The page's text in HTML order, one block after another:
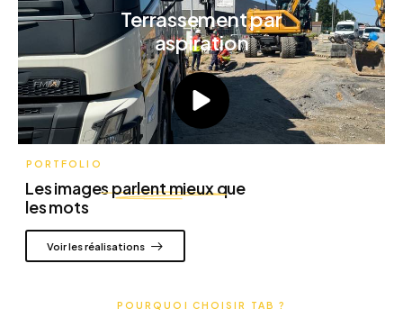
Terrassement par
aspiration
PORTFOLIO
Les imagesparlent mieuxque
les mots
Voir les réalisations
POURQUOI CHOISIR TAB ?